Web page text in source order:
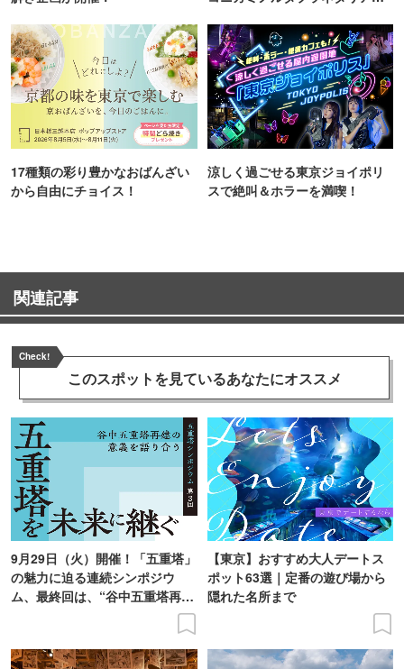
17種類の彩り豊かなおばんざい
から自由にチョイス！
涼しく過ごせる東京ジョイポリ
スで絶叫＆ホラーを満喫！
関連記事
Check!
このスポットを見ているあなたにオススメ
9月29日（火）開催！「五重塔」
の魅力に迫る連続シンポジウ
ム、最終回は、“谷中五重塔再建
【東京】おすすめ大人デートス
ポット63選｜定番の遊び場から
隠れた名所まで